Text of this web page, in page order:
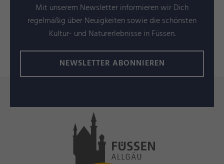
Mit unserem Newsletter informieren wir Dich
regelmäßig über Neuigkeiten sowie die schönsten
Kultur- und Naturerlebnisse in Füssen.
NEWSLETTER ABONNIEREN